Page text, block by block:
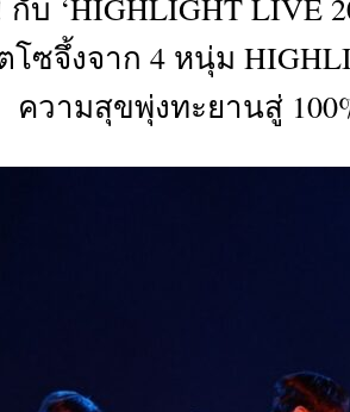
&
บ ‘HIGHLIGHT LIVE
โซจึ้งจาก 4 หนุ่ม
ความสุขพุ่งทะยานสู่